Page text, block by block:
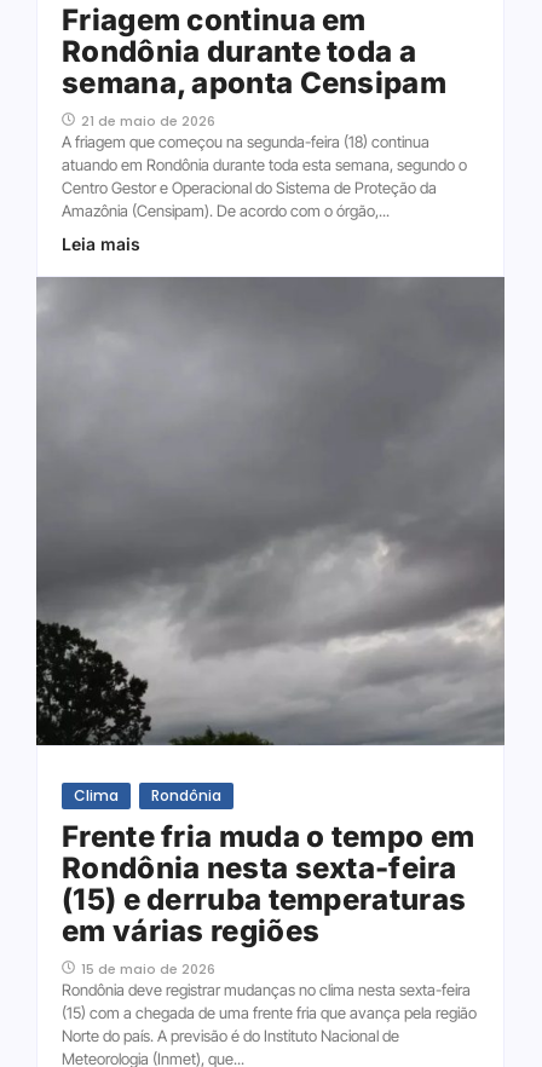
Friagem continua em
Rondônia durante toda a
semana, aponta Censipam
21 de maio de 2026
A friagem que começou na segunda-feira (18) continua
atuando em Rondônia durante toda esta semana, segundo o
Centro Gestor e Operacional do Sistema de Proteção da
Amazônia (Censipam). De acordo com o órgão,...
Leia mais
Clima Rondônia
Frente fria muda o tempo em
Rondônia nesta sexta-feira
(15) e derruba temperaturas
em várias regiões
15 de maio de 2026
Rondônia deve registrar mudanças no clima nesta sexta-feira
(15) com a chegada de uma frente fria que avança pela região
Norte do país. A previsão é do Instituto Nacional de
Meteorologia (Inmet), que...